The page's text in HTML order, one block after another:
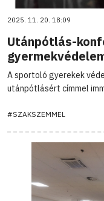
2025. 11. 20. 18:09
Utánpótlás-
A sportoló gyerekek
utánpótlásért címmel
#SZAKSZEMMEL